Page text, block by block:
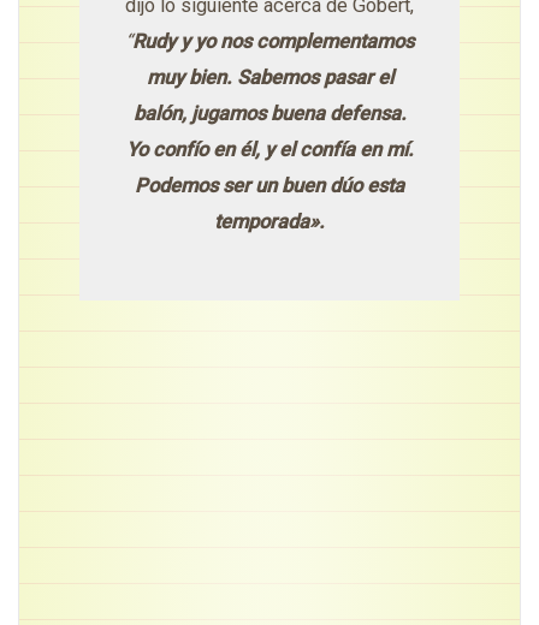
dijo lo siguiente acerca de Gobert,
“Rudy y yo nos complementamos
muy bien. Sabemos pasar el
balón, jugamos buena defensa.
Yo confío en él, y el confía en mí.
Podemos ser un buen dúo esta
temporada».